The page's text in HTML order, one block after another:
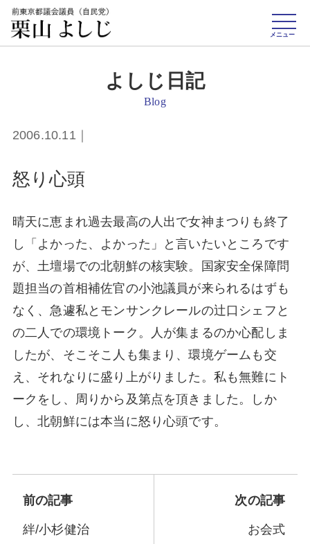
toggle
メニュー
よしじ日記
Blog
2006.10.11｜
怒り心頭
晴天に恵まれ過去最高の人出で女神まつりも終了
し「よかった、よかった」と言いたいところです
が、土壇場での北朝鮮の核実験。国家安全保障問
題担当の首相補佐官の小池議員が来られるはずも
なく、急遽私とモンサンクレールの辻口シェフと
の二人での環境トーク。人が集まるのか心配しま
したが、そこそこ人も集まり、環境ゲームも交
え、それなりに盛り上がりました。私も無難にト
ークをし、周りから及第点を頂きました。しか
し、北朝鮮には本当に怒り心頭です。
前の記事
絆/小杉健治
次の記事
お会式